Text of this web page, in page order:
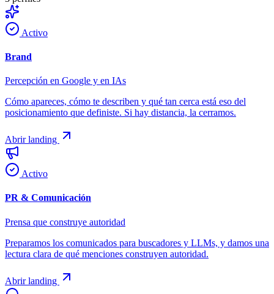
Activo
Brand
Percepción en Google y en IAs
Cómo apareces, cómo te describen y qué tan cerca está eso del
posicionamiento que definiste. Si hay distancia, la cerramos.
Abrir landing
Activo
PR & Comunicación
Prensa que construye autoridad
Preparamos los comunicados para buscadores y LLMs, y damos una
lectura clara de qué menciones construyen autoridad.
Abrir landing